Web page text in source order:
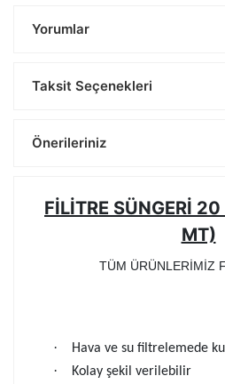
Yorumlar
Taksit Seçenekleri
Önerileriniz
FİLİTRE SÜNGERİ
MT)
TÜM ÜRÜNLERİMİZ
· Hava ve su filtrelemede
· Kolay şekil verilebilir